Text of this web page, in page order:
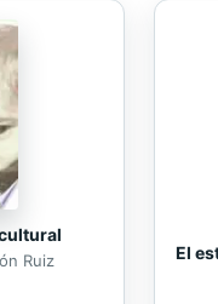
Ruiz
El